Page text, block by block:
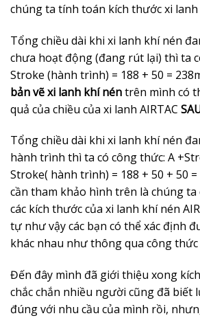
chúng ta tính toán kích thước xi
Tổng chiều dài khi xi lanh khí nén
chưa hoạt động (đang rút lại) thì ta
Stroke (hành trình) = 188 + 50 =
bảnvẽ xi lanh khí néntrên mình có
quả của chiều của xi lanh AIRTAC
Tổng chiều dài khi xi lanh khí nén
hành trình thì ta có công thức: A
Stroke( hành trình) = 188 + 50 + 50 =
cần tham khảo hình trên là chúng
các kích thước của xi lanh khí nén
tự như vậy các bạn có thể xác định
khác nhau như thông qua công
Đến đây mình đã giới thiệu xong
chắc chắn nhiều người cũng đã biết
đúng với nhu cầu của mình rồi,